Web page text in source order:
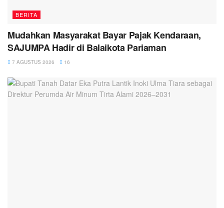
BERITA
Mudahkan Masyarakat Bayar Pajak Kendaraan,
SAJUMPA Hadir di Balaikota Pariaman
7 AGUSTUS 2026 16